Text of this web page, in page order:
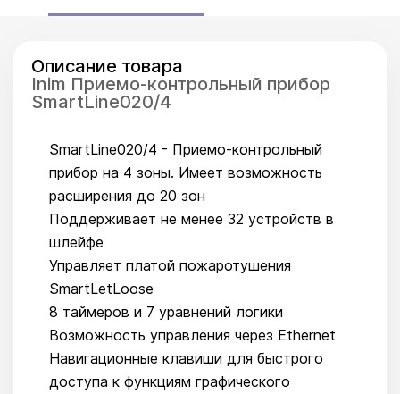
Описание товара
Inim Приемо-контрольный прибор
SmartLine020/4
SmartLine020/4 - Приемо-контрольный
прибор на 4 зоны. Имеет возможность
расширения до 20 зон
Поддерживает не менее 32 устройств в
шлейфе
Управляет платой пожаротушения
SmartLetLoose
8 таймеров и 7 уравнений логики
Возможность управления через Ethernet
Навигационные клавиши для быстрого
доступа к функциям графического